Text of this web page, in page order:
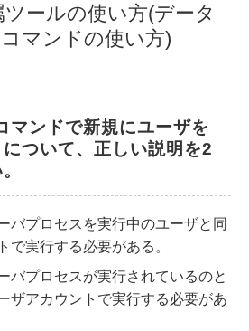
ールの使い方(データ
マンドの使い方)
ンドで新規にユーザを
ついて、正しい説明を2
バプロセスを実行中のユーザと同
で実行する必要がある。
バプロセスが実行されているのと
ザアカウントで実行する必要があ